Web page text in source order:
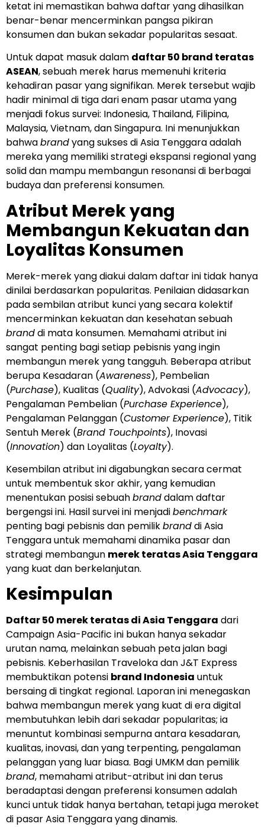
ketat ini memastikan bahwa daftar yang dihasilkan
benar-benar mencerminkan pangsa pikiran
konsumen dan bukan sekadar popularitas sesaat.
Untuk dapat masuk dalam daftar 50 brand teratas
ASEAN, sebuah merek harus memenuhi kriteria
kehadiran pasar yang signifikan. Merek tersebut wajib
hadir minimal di tiga dari enam pasar utama yang
menjadi fokus survei: Indonesia, Thailand, Filipina,
Malaysia, Vietnam, dan Singapura. Ini menunjukkan
bahwabrandyang sukses di Asia Tenggara adalah
mereka yang memiliki strategi ekspansi regional yang
solid dan mampu membangun resonansi di berbagai
budaya dan preferensi konsumen.
Atribut Merek yang
Membangun Kekuatan dan
Loyalitas Konsumen
Merek-merek yang diakui dalam daftar ini tidak hanya
dinilai berdasarkan popularitas. Penilaian didasarkan
pada sembilan atribut kunci yang secara kolektif
mencerminkan kekuatan dan kesehatan sebuah
branddi mata konsumen. Memahami atribut ini
sangat penting bagi setiap pebisnis yang ingin
membangun merek yang tangguh. Beberapa atribut
berupa Kesadaran (Awareness), Pembelian
(Purchase), Kualitas (Quality), Advokasi (Advocacy),
Pengalaman Pembelian (Purchase Experience),
Pengalaman Pelanggan (Customer Experience), Titik
Sentuh Merek (Brand Touchpoints), Inovasi
(Innovation) dan Loyalitas (Loyalty).
Kesembilan atribut ini digabungkan secara cermat
untuk membentuk skor akhir, yang kemudian
menentukan posisi sebuahbranddalam daftar
bergengsi ini. Hasil survei ini menjadibenchmark
penting bagi pebisnis dan pemilikbranddi Asia
Tenggara untuk memahami dinamika pasar dan
strategi membangun merek teratas Asia Tenggara
yang kuat dan berkelanjutan.
Kesimpulan
Daftar 50 merek teratas di Asia Tenggara dari
Campaign Asia-Pacific ini bukan hanya sekadar
urutan nama, melainkan sebuah peta jalan bagi
pebisnis. Keberhasilan Traveloka dan J&T Express
membuktikan potensi brand Indonesia untuk
bersaing di tingkat regional. Laporan ini menegaskan
bahwa membangun merek yang kuat di era digital
membutuhkan lebih dari sekadar popularitas; ia
menuntut kombinasi sempurna antara kesadaran,
kualitas, inovasi, dan yang terpenting, pengalaman
pelanggan yang luar biasa. Bagi UMKM dan pemilik
brand, memahami atribut-atribut ini dan terus
beradaptasi dengan preferensi konsumen adalah
kunci untuk tidak hanya bertahan, tetapi juga meroket
di pasar Asia Tenggara yang dinamis.